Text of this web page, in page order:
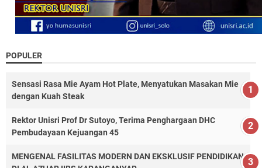
POPULER
Sensasi Rasa Mie Ayam Hot Plate, Menyatukan Masakan Mie
dengan Kuah Steak
Rektor Unisri Prof Dr Sutoyo, Terima Penghargaan DHC
Pembudayaan Kejuangan 45
MENGENAL FASILITAS MODERN DAN EKSKLUSIF PENDIDIKAN